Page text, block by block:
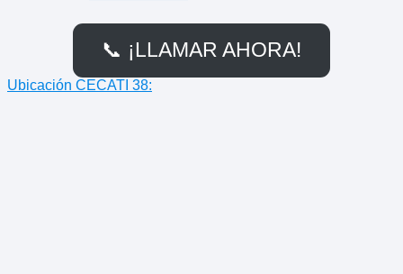
📞 ¡LLAMAR AHORA!
Ubicación CECATI 38: